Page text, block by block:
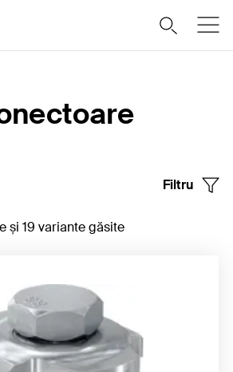
Filtru
și 19 variante găsite